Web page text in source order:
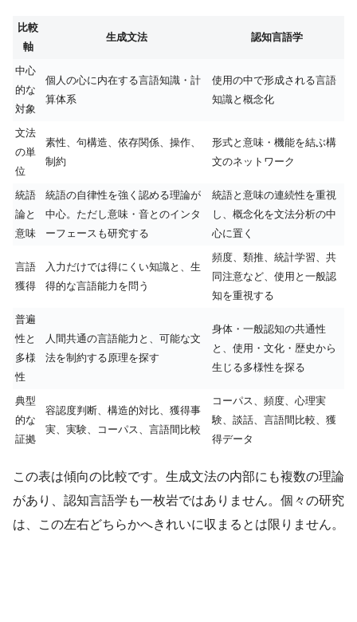
比較
軸
生成文法 認知言語学
中心
的な
対象
個人の心に内在する言語知識・計
算体系
使用の中で形成される言語
知識と概念化
文法
の単
位
素性、句構造、依存関係、操作、
制約
形式と意味・機能を結ぶ構
文のネットワーク
統語
論と
意味
統語の自律性を強く認める理論が
中心。ただし意味・音とのインタ
ーフェースも研究する
統語と意味の連続性を重視
し、概念化を文法分析の中
心に置く
言語
獲得
入力だけでは得にくい知識と、生
得的な言語能力を問う
頻度、類推、統計学習、共
同注意など、使用と一般認
知を重視する
普遍
性と
多様
性
人間共通の言語能力と、可能な文
法を制約する原理を探す
身体・一般認知の共通性
と、使用・文化・歴史から
生じる多様性を探る
典型
的な
証拠
容認度判断、構造的対比、獲得事
実、実験、コーパス、言語間比較
コーパス、頻度、心理実
験、談話、言語間比較、獲
得データ
この表は傾向の比較です。生成文法の内部にも複数の理論
があり、認知言語学も一枚岩ではありません。個々の研究
は、この左右どちらかへきれいに収まるとは限りません。